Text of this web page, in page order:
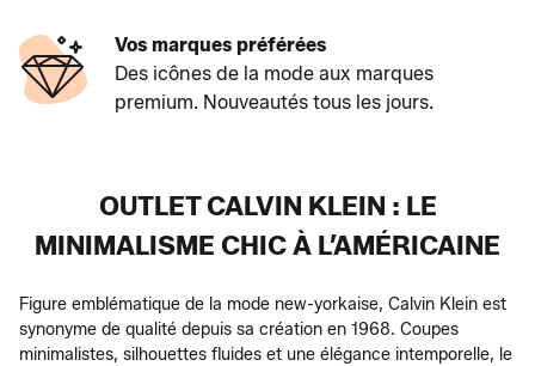
Vos marques préférées
Des icônes de la mode aux marques
premium. Nouveautés tous les jours.
OUTLET CALVIN KLEIN : LE
MINIMALISME CHIC À L’AMÉRICAINE
Figure emblématique de la mode new-yorkaise, Calvin Klein est
synonyme de qualité depuis sa création en 1968. Coupes
minimalistes, silhouettes fluides et une élégance intemporelle, le